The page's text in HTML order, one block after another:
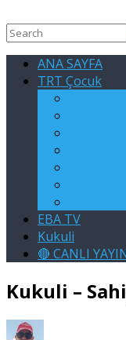
ANA SAYFA
TRT Çocuk
EBA TV
Kukuli
🔴 CANLI
Kukuli –